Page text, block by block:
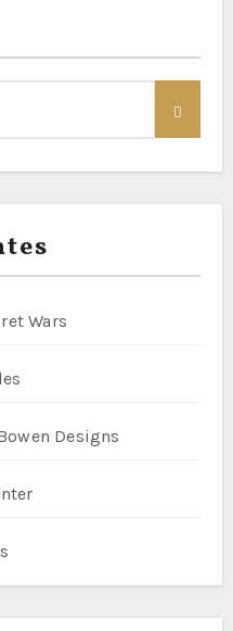
Wars
Designs